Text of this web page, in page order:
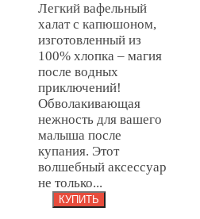
Легкий вафельный
халат с капюшоном,
изготовленный из
100% хлопка – магия
после водных
приключений!
Обволакивающая
нежность для вашего
малыша после
купания. Этот
волшебный аксессуар
не только...